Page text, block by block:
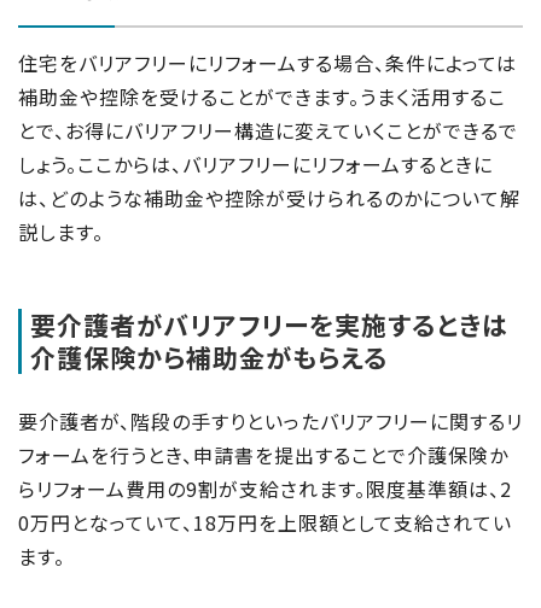
住宅をバリアフリーにリフォームする場合、条件によっては
補助金や控除を受けることができます。うまく活用するこ
とで、お得にバリアフリー構造に変えていくことができるで
しょう。ここからは、バリアフリーにリフォームするときに
は、どのような補助金や控除が受けられるのかについて解
説します。
要介護者がバリアフリーを実施するときは
介護保険から補助金がもらえる
要介護者が、階段の手すりといったバリアフリーに関するリ
フォームを行うとき、申請書を提出することで介護保険か
らリフォーム費用の9割が支給されます。限度基準額は、2
0万円となっていて、18万円を上限額として支給されてい
ます。